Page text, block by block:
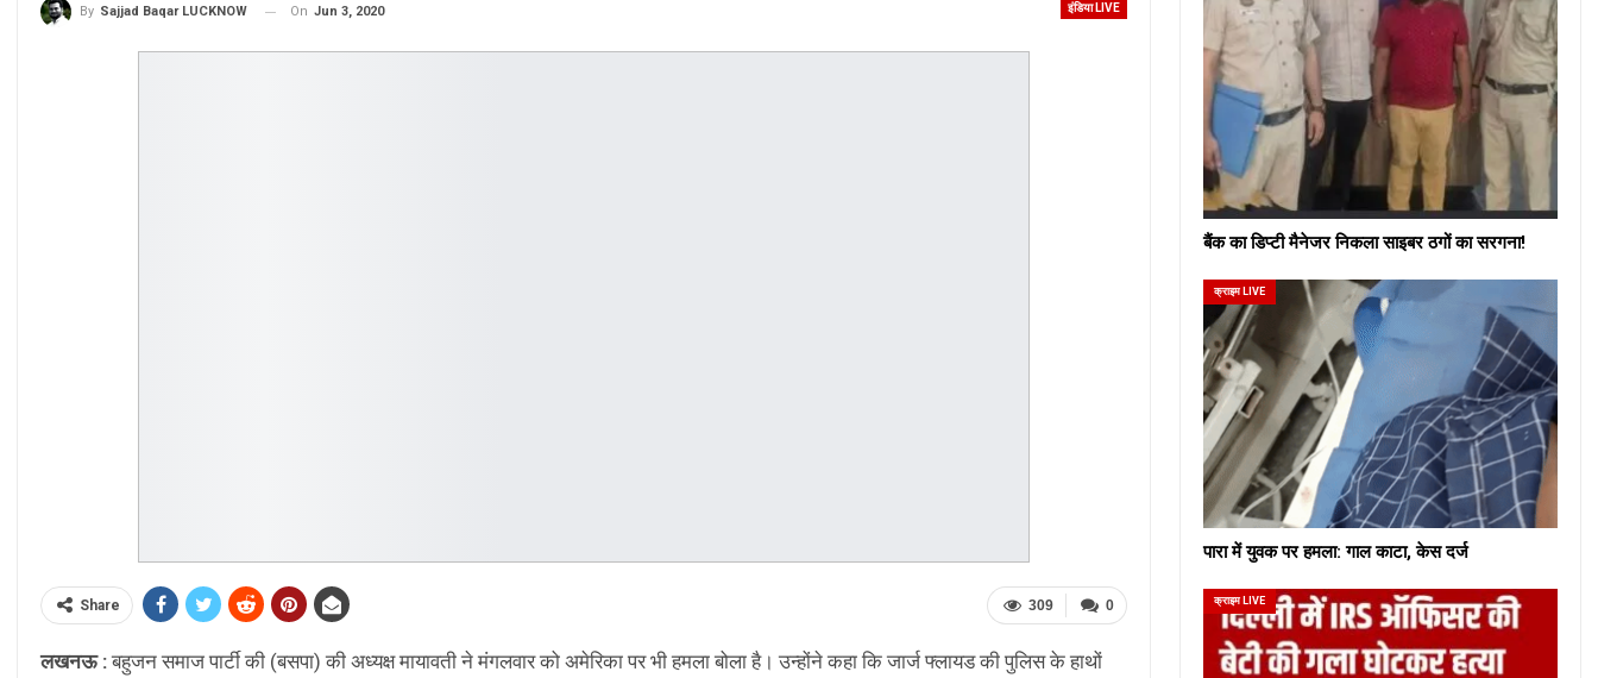
इंडिया LIVE
By Sajjad Baqar LUCKNOW On Jun 3, 2020
0
309
Share
लखनऊ :बहुजन समाज पार्टी की (बसपा) की अध्यक्ष मायावती ने मंगलवार को अमेरिका पर भी हमला बोला है। उन्होंने कहा कि जार्ज फ्लायड की पुलिस के हाथों
बैंक का डिप्टी मैनेजर निकला साइबर ठगों का सरगना!
क्राइम LIVE
पारा में युवक पर हमला: गाल काटा, केस दर्ज
क्राइम LIVE